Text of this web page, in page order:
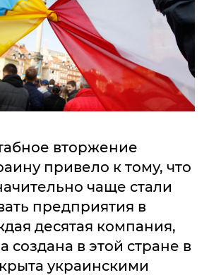
вторжение
привело к тому, что
чаще стали
предприятия в
десятая компания,
создана в этой стране в
украинскими